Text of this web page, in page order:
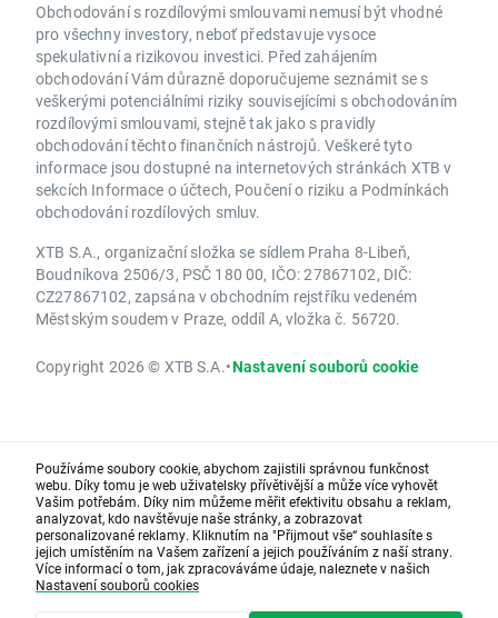
Obchodování s rozdílovými smlouvami nemusí být vhodné
pro všechny investory, neboť představuje vysoce
spekulativní a rizikovou investici. Před zahájením
obchodování Vám důrazně doporučujeme seznámit se s
veškerými potenciálními riziky souvisejícími s obchodováním
rozdílovými smlouvami, stejně tak jako s pravidly
obchodování těchto finančních nástrojů. Veškeré tyto
informace jsou dostupné na internetových stránkách XTB v
sekcích Informace o účtech, Poučení o riziku a Podmínkách
obchodování rozdílových smluv.
XTB S.A., organizační složka se sídlem Praha 8-Libeň,
Boudníkova 2506/3, PSČ 180 00, IČO: 27867102, DIČ:
CZ27867102, zapsána v obchodním rejstříku vedeném
Městským soudem v Praze, oddíl A, vložka č. 56720.
Copyright 2026 © XTB S.A.•Nastavení souborů cookie
Používáme soubory cookie, abychom zajistili správnou funkčnost
webu. Díky tomu je web uživatelsky přívětivější a může více vyhovět
Vašim potřebám. Díky nim můžeme měřit efektivitu obsahu a reklam,
analyzovat, kdo navštěvuje naše stránky, a zobrazovat
personalizované reklamy. Kliknutím na "Přijmout vše“ souhlasíte s
jejich umístěním na Vašem zařízení a jejich používáním z naší strany.
Více informací o tom, jak zpracováváme údaje, naleznete v našich
Nastavení souborů cookies